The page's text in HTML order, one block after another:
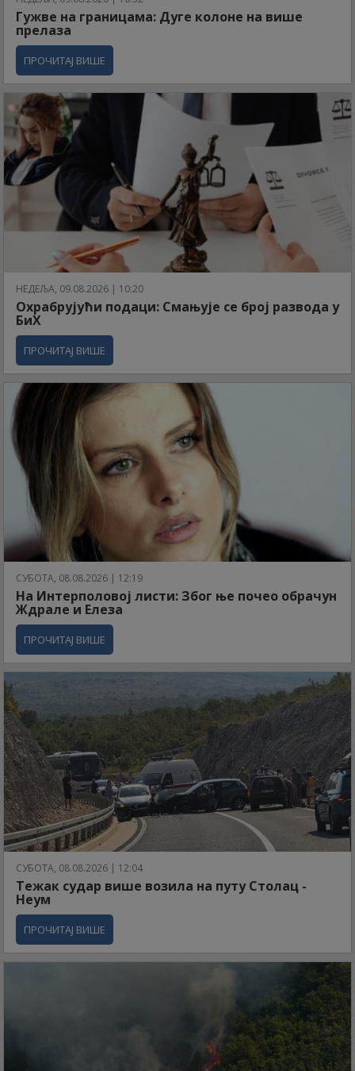
Гужве на границама: Дуге колоне на више
прелаза
ПРОЧИТАЈ ВИШЕ
НЕДЕЉА, 09.08.2026 | 10:20
Охрабрујући подаци: Смањује се број развода у
БиХ
ПРОЧИТАЈ ВИШЕ
СУБОТА, 08.08.2026 | 12:19
На Интерполовој листи: Због ње почео обрачун
Ждрале и Елеза
ПРОЧИТАЈ ВИШЕ
СУБОТА, 08.08.2026 | 12:04
Тежак судар више возила на путу Столац -
Неум
ПРОЧИТАЈ ВИШЕ